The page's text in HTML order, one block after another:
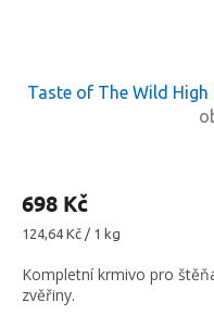
Taste of The Wild High
698 Kč
Měrná
124,64 Kč / 1 kg
Kompletní krmivo pro
zvěřiny.